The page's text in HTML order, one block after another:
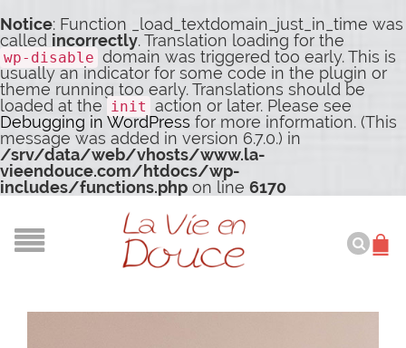
Notice: Function _load_textdomain_just_in_time was
called incorrectly. Translation loading for the
wp-disable domain was triggered too early. This is
usually an indicator for some code in the plugin or
theme running too early. Translations should be
loaded at the init action or later. Please see
Debugging in WordPress for more information. (This
message was added in version 6.7.0.) in
/srv/data/web/vhosts/www.la-
vieendouce.com/htdocs/wp-
includes/functions.php on line 6170